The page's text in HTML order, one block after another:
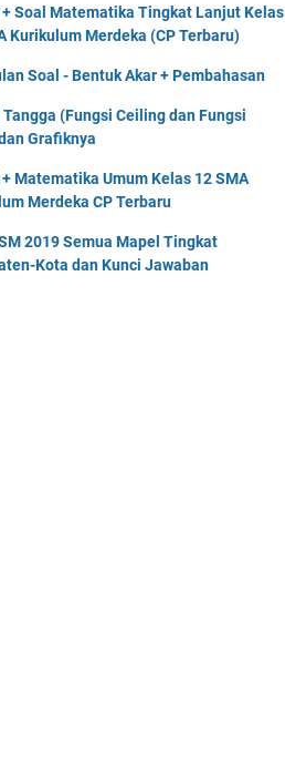
Soal Matematika Tingkat Lanjut Kelas
Kurikulum Merdeka (CP Terbaru)
Soal - Bentuk Akar + Pembahasan
(Fungsi Ceiling dan Fungsi
Grafiknya
Matematika Umum Kelas 12 SMA
Merdeka CP Terbaru
2019 Semua Mapel Tingkat
Kota dan Kunci Jawaban